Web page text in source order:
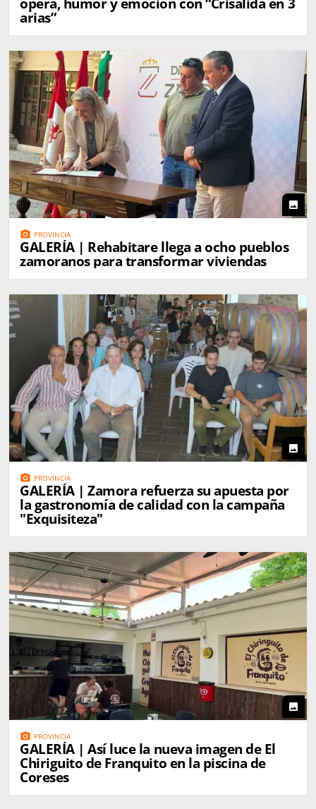
arias”
photo
photo_camera PROVINCIA
GALERÍA | Rehabitare llega a ocho pueblos
zamoranos para transformar viviendas
photo
photo_camera PROVINCIA
GALERÍA | Zamora refuerza su apuesta por
la gastronomía de calidad con la campaña
"Exquisiteza"
photo
photo_camera PROVINCIA
GALERÍA | Así luce la nueva imagen de El
Chiriguito de Franquito en la piscina de
Coreses